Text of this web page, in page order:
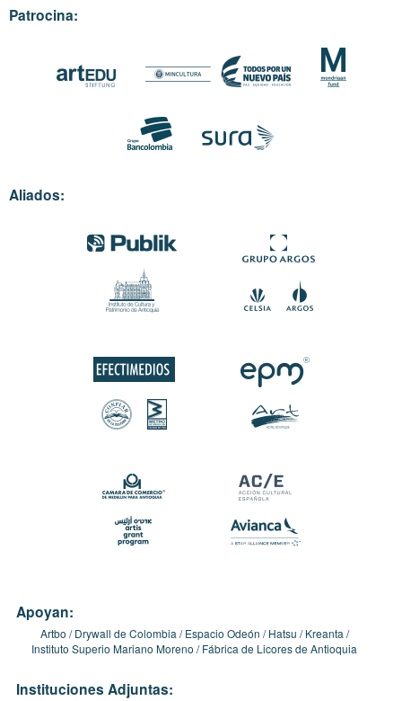
Patrocina:
Aliados:
Apoyan:
Artbo Drywall de Colombia Espacio Odeón Hatsu
Kreanta
Instituto Superio Mariano Moreno
Fábrica de Licores de Antioquia
Instituciones Adjuntas: